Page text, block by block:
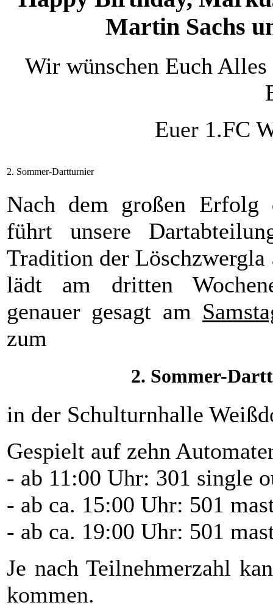
Martin Sachs
Wir wünschen Euch
Euer 1.FC
2. Sommer-Dartturnier
Nach dem großen Erfolg
führt unsere
Tradition der
lädt am dritten
genauer gesagt am
zum
2. Sommer-
in der Schulturnhalle
Gespielt auf zehn
- ab 11:00 Uhr: 301 single
- ab ca. 15:00 Uhr: 501
- ab ca. 19:00 Uhr: 501
Je nach Teilnehmerzahl
kommen.